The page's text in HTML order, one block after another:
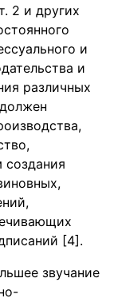
2 и других
и
и
различных
создания
[4].
звучание